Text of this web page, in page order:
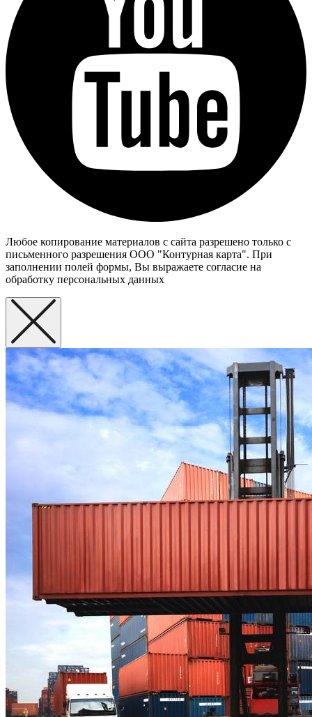
Любое копирование материалов с сайта разрешено только с
письменного разрешения ООО "Контурная карта". При
заполнении полей формы, Вы выражаете согласие на
обработку персональных данных